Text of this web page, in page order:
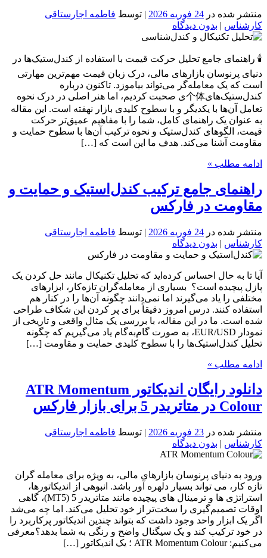
منتشر شده در 24 فوریه 2026 | توسط فاطمه اجارستاقی
کارشناس | بدون دیدگاه
🕯️ راهنمای جامع تحلیل حرکت قیمت با استفاده از کندل‌ستیک‌ها در
دنیای پرنوسان بازارهای مالی، درک زبان قیمت مهم‌ترین مهارتی
است که یک معامله‌گر می‌تواند بیاموزد. تاکنون درباره
کندل‌ستیک‌های个体ی صحبت کردیم، اما هنر اصلی در درک نحوه
تعامل آن‌ها با یکدیگر و با سطوح کلیدی بازار نهفته است. این مقاله
به عنوان یک راهنمای کامل، شما را با مفاهیم عمیق‌تر حرکت
قیمت، الگوهای کندل‌ستیک و نحوه ترکیب آن‌ها با سطوح حمایت و
مقاومت آشنا می‌کند. هدف ما این است که […]
ادامه مطلب »
راهنمای جامع ترکیب کندل‌استیک و حمایت و
مقاومت در فارکس
منتشر شده در 24 فوریه 2026 | توسط فاطمه اجارستاقی
کارشناس | بدون دیدگاه
آیا تا به حال احساس کرده‌اید که تحلیل تکنیکال مانند حل کردن یک
پازل پیچیده است؟ بسیاری از معامله‌گران تازه‌کار، ابزارهای
مختلفی را یاد می‌گیرند اما نمی‌دانند چگونه آن‌ها را در کنار هم
استفاده کنند. درس امروز دقیقاً برای پر کردن این شکاف طراحی
شده است. ما در این مقاله، با بررسی یک مثال واقعی و تاریخی از
نمودار EUR/USD، به صورت گام‌به‌گام یاد می‌گیریم که چگونه
تحلیل کندل‌استیک‌ها را با سطوح کلیدی حمایت و مقاومت […]
ادامه مطلب »
دانلود رایگان اندیکاتور ATR Momentum
Colour در متاتریدر 5 برای بازار فارکس
منتشر شده در 23 فوریه 2026 | توسط فاطمه اجارستاقی
کارشناس | بدون دیدگاه
ورود به دنیای پرنوسان بازارهای مالی، به ویژه برای معامله گران
تازه کار، می تواند بسیار دلهره آور باشد. انبوهی از اندیکاتورها،
استراتژی ها و ترمینال های پیچیده مانند متاتریدر 5 (MT5)، گاهی
اوقات تصمیم‌گیری را سخت‌تر از خود تحلیل می‌کند. اما چه می‌شد
اگر یک ابزار واحد وجود داشت که بتواند چندین اندیکاتور پرکاربرد را
در خود ترکیب کند و یک سیگنال واضح و رنگی به شما بدهد؟معرفی
می‌کنیم: ATR Momentum Colour ؛ یک اندیکاتور […]